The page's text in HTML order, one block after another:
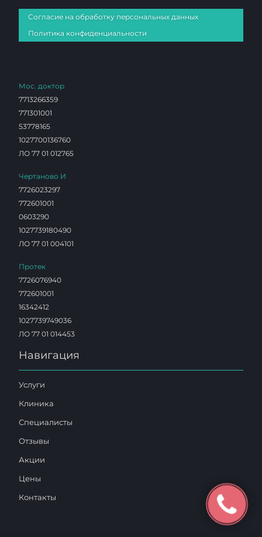
Согласие на обработку персональных данных
Политика конфиденциальности
Мос. доктор
7713266359
771301001
53778165
1027700136760
ЛО 77 01 012765
Чертаново И
7726023297
772601001
0603290
1027739180490
ЛО 77 01 004101
Протек
7726076940
772601001
16342412
1027739749036
ЛО 77 01 014453
Навигация
Услуги
Клиника
Специалисты
Отзывы
Акции
Цены
Контакты